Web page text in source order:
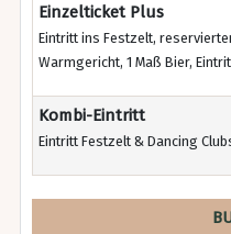
Einzelticket Plus
Eintritt ins Festzelt,
Warmgericht, 1 Maß Bier,
Kombi-Eintritt
Eintritt Festzelt & Dancing